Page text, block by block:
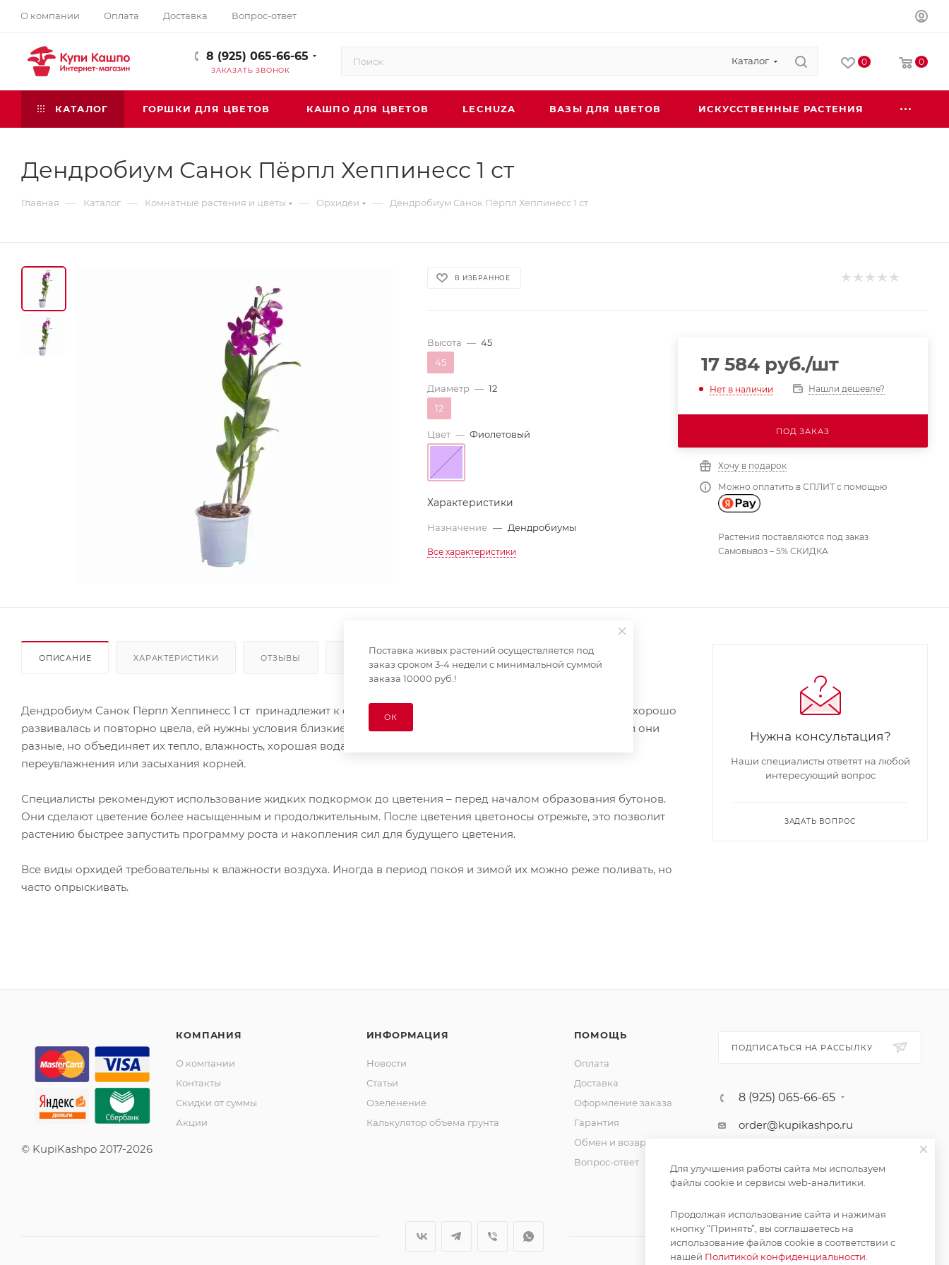
О компании Оплата Доставка Вопрос-ответ
8 (925) 065-66-65
ЗАКАЗАТЬ ЗВОНОК
Каталог 0 0
КАТАЛОГ ГОРШКИ ДЛЯ ЦВЕТОВ КАШПО ДЛЯ ЦВЕТОВ LECHUZA ВАЗЫ ДЛЯ ЦВЕТОВ ИСКУССТВЕННЫЕ РАСТЕНИЯ
Дендробиум Санок Пёрпл Хеппинесс 1 ст
Главная — Каталог — Комнатные растения и цветы — Орхидеи — Дендробиум Санок Пёрпл Хеппинесс 1 ст
В ИЗБРАННОЕ
Высота — 45
45
Диаметр — 12
12
Цвет — Фиолетовый
Характеристики
Назначение — Дендробиумы
Все характеристики
17 584руб./шт
Нет в наличии Нашли дешевле?
ПОД ЗАКАЗ
Хочу в подарок
Можно оплатить в СПЛИТ с помощью
Растения поставляются под заказ
Самовывоз – 5% СКИДКА
ОПИСАНИЕ ХАРАКТЕРИСТИКИ ОТЗЫВЫ ОПЛАТА
Дендробиум Санок Пёрпл Хеппинесс 1 ст принадлежит к семейству орхидных. Для того, чтобы ваша орхидея хорошо
развивалась и повторно цвела, ей нужны условия близкие к природным. У разных видов семейства орхидный они
разные, но объединяет их тепло, влажность, хорошая вода, водопроницаемый грунт. Нельзя допускать
переувлажнения или засыхания корней.
Специалисты рекомендуют использование жидких подкормок до цветения – перед началом образования бутонов.
Они сделают цветение более насыщенным и продолжительным. После цветения цветоносы отрежьте, это позволит
растению быстрее запустить программу роста и накопления сил для будущего цветения.
Все виды орхидей требовательны к влажности воздуха. Иногда в период покоя и зимой их можно реже поливать, но
часто опрыскивать.
Нужна консультация?
Наши специалисты ответят на любой
интересующий вопрос
ЗАДАТЬ ВОПРОС
© KupiKashpo 2017-2026
КОМПАНИЯ
О компании
Контакты
Скидки от суммы
Акции
ИНФОРМАЦИЯ
Новости
Статьи
Озеленение
Калькулятор объема грунта
ПОМОЩЬ
Оплата
Доставка
Оформление заказа
Гарантия
Обмен и возврат
Вопрос-ответ
ПОДПИСАТЬСЯ НА РАССЫЛКУ
8 (925) 065-66-65
order@kupikashpo.ru
Поставка живых растений осуществляется под
заказ сроком 3-4 недели с минимальной суммой
заказа 10000 руб.!
ОК
Для улучшения работы сайта мы используем
файлы cookie и сервисы web-аналитики.
Продолжая использование сайта и нажимая
кнопку “Принять”, вы соглашаетесь на
использование файлов cookie в соответствии с
нашей Политикой конфиденциальности.